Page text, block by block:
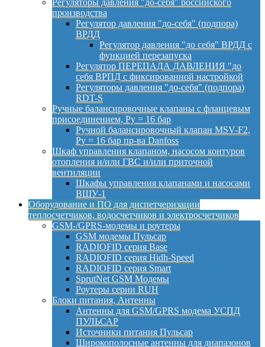
Регуляторы давления "до-себя" российского
производства
Регулятор давления "до-себя" (подпора)
ВРДД
Регулятор давления "до себя" ВРДД с
функцией перезапуска
Регулятор ПЕРЕПАДА ДАВЛЕНИЯ "до
себя ВРПД с фиксированной настройкой
Регуляторы давления "до-себя" (подпора)
RDT-S
Ручные балансировочные клапаны с фланцевым
присоединением, Py = 16 бар
Ручной балансировочный клапан MSV-F2,
Py = 16 бар пр-ва Danfoss
Шкаф управления клапаном, насосом контуров
отопления и/или ГВС и/или приточной
вентиляции
Шкафы управления клапанами и насосами
ВШУ-1
Оборудование и ПО для диспетчеризации
теплосчетчиков, водосчетчиков и электросчетчиков
GSM-/GPRS-модемы и роутеры
GSM модемы Пульсар
RADIOFID серия Base
RADIOFID серия Hidh-Speed
RADIOFID серия Smart
SprutNet GSM Модемы
Роутеры серии RUH
Блоки питания, Антенны
Антенны для GSM/GPRS модема УСПД
ПУЛЬСАР
Источники питания Пульсар
Широкополосные антенны для диапазонов